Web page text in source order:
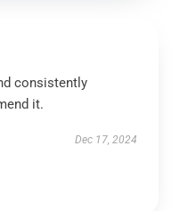
consistently
it.
Dec 17, 2024